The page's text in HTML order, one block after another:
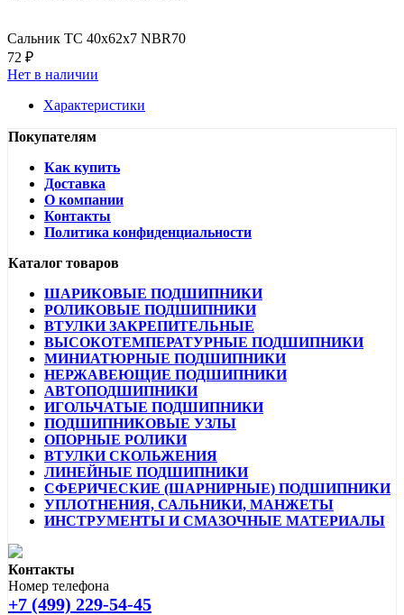
Сальник TC 40x62x7 NBR70
72 ₽
Нет в наличии
Характеристики
Покупателям
Как купить
Доставка
О компании
Контакты
Политика конфиденциальности
Каталог товаров
ШАРИКОВЫЕ ПОДШИПНИКИ
РОЛИКОВЫЕ ПОДШИПНИКИ
ВТУЛКИ ЗАКРЕПИТЕЛЬНЫЕ
ВЫСОКОТЕМПЕРАТУРНЫЕ ПОДШИПНИКИ
МИНИАТЮРНЫЕ ПОДШИПНИКИ
НЕРЖАВЕЮЩИЕ ПОДШИПНИКИ
АВТОПОДШИПНИКИ
ИГОЛЬЧАТЫЕ ПОДШИПНИКИ
ПОДШИПНИКОВЫЕ УЗЛЫ
ОПОРНЫЕ РОЛИКИ
ВТУЛКИ СКОЛЬЖЕНИЯ
ЛИНЕЙНЫЕ ПОДШИПНИКИ
СФЕРИЧЕСКИЕ (ШАРНИРНЫЕ) ПОДШИПНИКИ
УПЛОТНЕНИЯ, САЛЬНИКИ, МАНЖЕТЫ
ИНСТРУМЕНТЫ И СМАЗОЧНЫЕ МАТЕРИАЛЫ
Контакты
Номер телефона
+7 (499) 229-54-45